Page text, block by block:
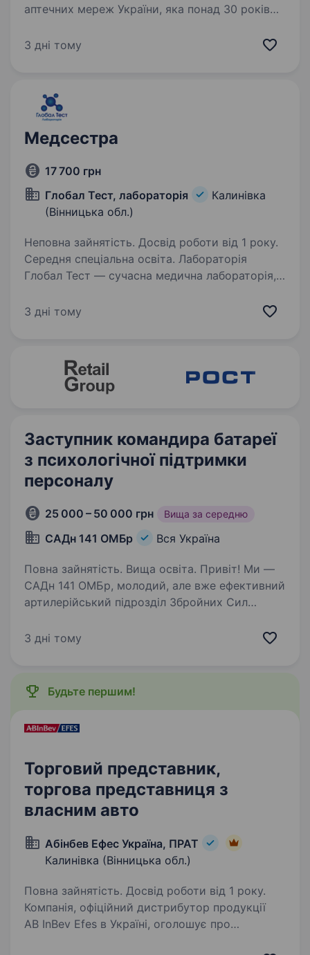
аптечних мереж України, яка понад 30 років
на роботу спеціалістів з фармацевтичною
3 дні тому
Медсестра
17 700 грн
Глобал Тест, лабораторія
Калинівка
(Вінницька обл.)
Неповна зайнятість. Досвід роботи від 1 року.
Середня спеціальна освіта. Лабораторія
Глобал Тест — сучасна медична лабораторія,
лабораторних досліджень, запрошує
у професійному…
3 дні тому
Заступник командира батареї
з психологічної підтримки
персоналу
25 000 – 50 000 грн Вища за середню
САДн 141 ОМБр Вся Україна
Повна зайнятість. Вища освіта. Привіт! Ми —
САДн 141 ОМБр, молодий, але вже ефективний
артилерійський підрозділ Збройних Сил
найсучаснішими методами, підтримуючи один
3 дні тому
Будьте першим!
Торговий представник,
торгова представниця з
власним авто
Абінбев Ефес Україна, ПРАТ
Калинівка (Вінницька обл.)
Повна зайнятість. Досвід роботи від 1 року.
Компанія, офіційний дистрибутор продукції
AB InBev Efes в Україні, оголошує про